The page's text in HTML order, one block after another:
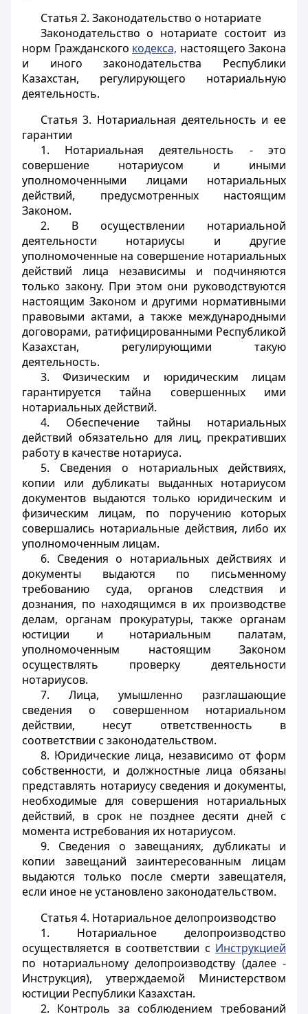
Статья 2. Законодательство о нотариате
Законодательство о нотариате состоит из
норм Гражданского кодекса, настоящего Закона
и иного законодательства Республики
Казахстан, регулирующего нотариальную
деятельность.
Статья 3. Нотариальная деятельность и ее
гарантии
1. Нотариальная деятельность - это
совершение нотариусом и иными
уполномоченными лицами нотариальных
действий, предусмотренных настоящим
Законом.
2. В осуществлении нотариальной
деятельности нотариусы и другие
уполномоченные на совершение нотариальных
действий лица независимы и подчиняются
только закону. При этом они руководствуются
настоящим Законом и другими нормативными
правовыми актами, а также международными
договорами, ратифицированными Республикой
Казахстан, регулирующими такую
деятельность.
3. Физическим и юридическим лицам
гарантируется тайна совершенных ими
нотариальных действий.
4. Обеспечение тайны нотариальных
действий обязательно для лиц, прекративших
работу в качестве нотариуса.
5. Сведения о нотариальных действиях,
копии или дубликаты выданных нотариусом
документов выдаются только юридическим и
физическим лицам, по поручению которых
совершались нотариальные действия, либо их
уполномоченным лицам.
6. Сведения о нотариальных действиях и
документы выдаются по письменному
требованию суда, органов следствия и
дознания, по находящимся в их производстве
делам, органам прокуратуры, также органам
юстиции и нотариальным палатам,
уполномоченным настоящим Законом
осуществлять проверку деятельности
нотариусов.
7. Лица, умышленно разглашающие
сведения о совершенном нотариальном
действии, несут ответственность в
соответствии с законодательством.
8. Юридические лица, независимо от форм
собственности, и должностные лица обязаны
представлять нотариусу сведения и документы,
необходимые для совершения нотариальных
действий, в срок не позднее десяти дней с
момента истребования их нотариусом.
9. Сведения о завещаниях, дубликаты и
копии завещаний заинтересованным лицам
выдаются только после смерти завещателя,
если иное не установлено законодательством.
Статья 4. Нотариальное делопроизводство
1. Нотариальное делопроизводство
осуществляется в соответствии с Инструкцией
по нотариальному делопроизводству (далее -
Инструкция), утверждаемой Министерством
юстиции Республики Казахстан.
2. Контроль за соблюдением требований